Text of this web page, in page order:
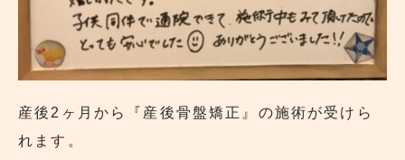
産後2ヶ月から『産後骨盤矯正』の施術が受けら
れます。